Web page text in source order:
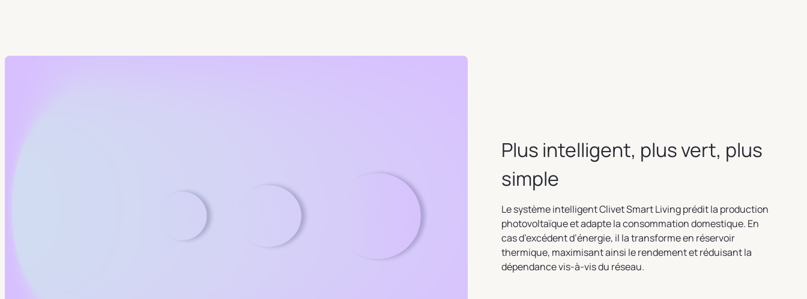
Plus intelligent, plus vert, plus
simple
Le système intelligent Clivet Smart Living prédit la production
photovoltaïque et adapte la consommation domestique. En
cas d’excédent d’énergie, il la transforme en réservoir
thermique, maximisant ainsi le rendement et réduisant la
dépendance vis-à-vis du réseau.